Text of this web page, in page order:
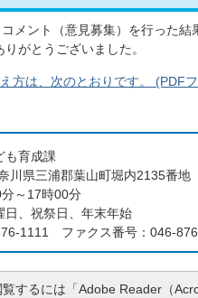
メント（意見募集）を行った
がとうございました。
方は、次のとおりです。 (PDF
も育成課
県三浦郡葉山町堀内2135番地
～17時00分
日、祝祭日、年末年始
1111 ファクス番号：046-
するには「Adobe Reader（